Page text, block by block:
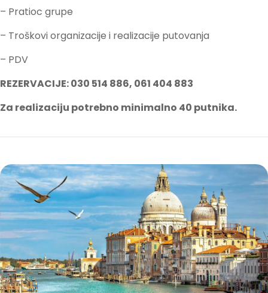
– Pratioc grupe
– Troškovi organizacije i realizacije putovanja
– PDV
REZERVACIJE: 030 514 886, 061 404 883
Za realizaciju potrebno minimalno 40 putnika.